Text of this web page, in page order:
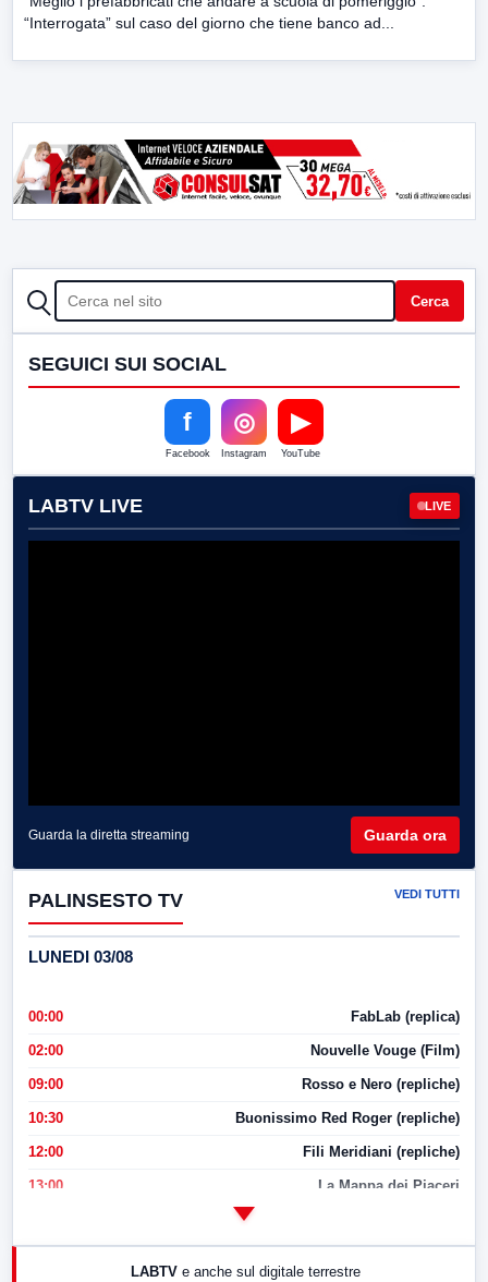
“Interrogata” sul caso del giorno che tiene banco ad...
CERCA Cerca
SEGUICI SUI SOCIAL
f
Facebook
◎
Instagram
▶
YouTube
LABTV LIVE LIVE
Guarda la diretta streaming Guarda ora
PALINSESTO TV VEDI TUTTI
LUNEDI 03/08
00:00 FabLab (replica)
02:00 Nouvelle Vouge (Film)
09:00 Rosso e Nero (repliche)
10:30 Buonissimo Red Roger (repliche)
12:00 Fili Meridiani (repliche)
13:00 La Mappa dei Piaceri
LABTV e anche sul digitale terrestre